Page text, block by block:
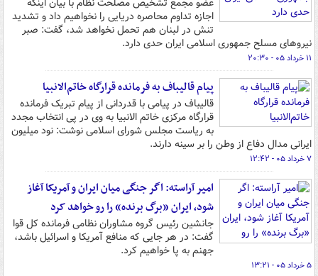
اجازه تداوم محاصره دریایی را نخواهیم داد و تشدید
تنش در لبنان هم تحمل نخواهد شد، گفت: صبر
نیروهای مسلح جمهوری اسلامی ایران حدی دارد.
۱۱ خرداد ۰۵ - ۲۰:۳۰
پیام قالیباف به فرمانده قرارگاه خاتم‌الانبیا
قالیباف در پیامی با قدردانی از پیام تبریک فرمانده
قرارگاه مرکزی خاتم الانبیا به وی در پی انتخاب مجدد
به ریاست مجلس شورای اسلامی نوشت: نود میلیون
ایرانی مدال دفاع از وطن را بر سینه دارند.
۷ خرداد ۰۵ - ۱۲:۴۲
امیر آراسته: اگر جنگی میان ایران و آمریکا آغاز
شود، ایران «برگ برنده» را رو خواهد کرد
جانشین رئیس گروه مشاوران نظامی فرمانده کل قوا
گفت: در هر جایی که منافع آمریکا و اسرائیل باشد،
جهنم به پا خواهیم کرد.
۵ خرداد ۰۵ - ۱۳:۲۱